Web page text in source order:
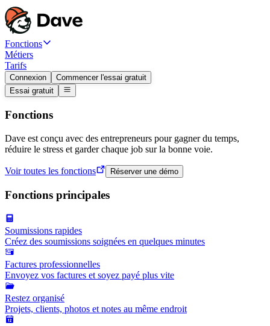
Fonctions
Métiers
Tarifs
Connexion
Commencer l'essai gratuit
Essai gratuit
Fonctions
Dave est conçu avec des entrepreneurs pour gagner du temps,
réduire le stress et garder chaque job sur la bonne voie.
Voir toutes les fonctions Réserver une démo
Fonctions principales
Soumissions rapides
Créez des soumissions soignées en quelques minutes
Factures professionnelles
Envoyez vos factures et soyez payé plus vite
Restez organisé
Projets, clients, photos et notes au même endroit